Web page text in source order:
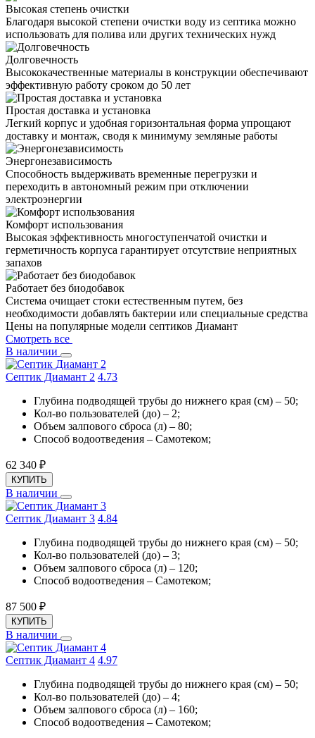
Высокая степень очистки
Благодаря высокой степени очистки воду из септика можно
использовать для полива или других технических нужд
Долговечность
Высококачественные материалы в конструкции обеспечивают
эффективную работу сроком до 50 лет
Простая доставка и установка
Легкий корпус и удобная горизонтальная форма упрощают
доставку и монтаж, сводя к минимуму земляные работы
Энергонезависимость
Способность выдерживать временные перегрузки и
переходить в автономный режим при отключении
электроэнергии
Комфорт использования
Высокая эффективность многоступенчатой очистки и
герметичность корпуса гарантирует отсутствие неприятных
запахов
Работает без биодобавок
Система очищает стоки естественным путем, без
необходимости добавлять бактерии или специальные средства
Цены на популярные модели септиков Диамант
Смотреть все
В наличии
Септик Диамант 2 4.73
Глубина подводящей трубы до нижнего края (см) – 50;
Кол-во пользователей (до) – 2;
Объем залпового сброса (л) – 80;
Способ водоотведения – Самотеком;
62 340 ₽
КУПИТЬ
В наличии
Септик Диамант 3 4.84
Глубина подводящей трубы до нижнего края (см) – 50;
Кол-во пользователей (до) – 3;
Объем залпового сброса (л) – 120;
Способ водоотведения – Самотеком;
87 500 ₽
КУПИТЬ
В наличии
Септик Диамант 4 4.97
Глубина подводящей трубы до нижнего края (см) – 50;
Кол-во пользователей (до) – 4;
Объем залпового сброса (л) – 160;
Способ водоотведения – Самотеком;